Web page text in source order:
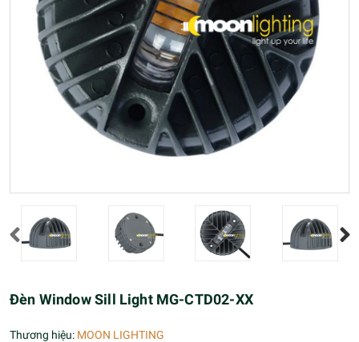
Đèn Window Sill Light MG-CTD02-XX
Thương hiệu: MOON LIGHTING